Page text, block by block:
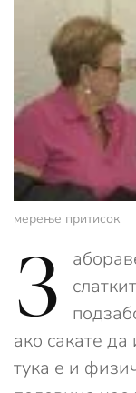
мерење притисок
З
ако сакате
тука е и